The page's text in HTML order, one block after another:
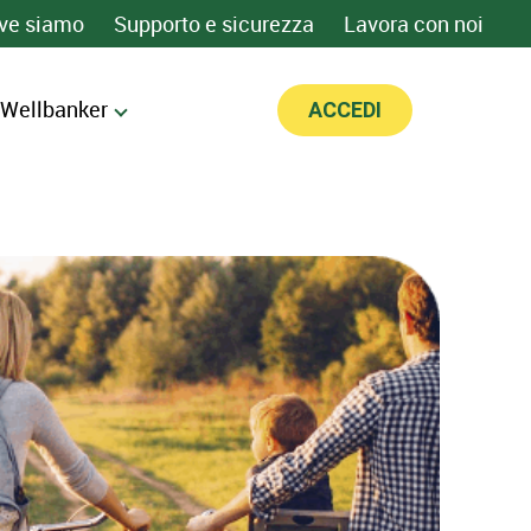
siamo Supporto e sicurezza Lavora con noi
ACCEDI